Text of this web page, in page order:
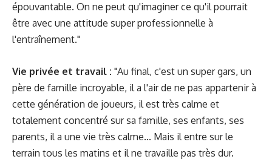
épouvantable. On ne peut qu'imaginer ce qu'il pourrait
être avec une attitude super professionnelle à
l'entraînement."
Vie privée et travail : "Au final, c'est un super gars, un
père de famille incroyable, il a l'air de ne pas appartenir à
cette génération de joueurs, il est très calme et
totalement concentré sur sa famille, ses enfants, ses
parents, il a une vie très calme... Mais il entre sur le
terrain tous les matins et il ne travaille pas très dur.